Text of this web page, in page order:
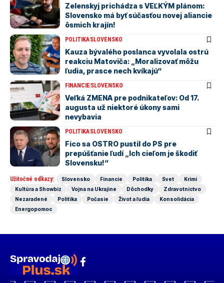
Zelenskyj prichádza s VEĽKÝM plánom:
Slovensko má byť súčasťou novej aliancie
ôsmich krajín!
POLITIKASLOVENSKO
Kauza bývalého poslanca vyvolala ostrú
reakciu Matoviča: „Moralizovať môžu
ľudia, prasce nech kvíkajú“
FINANCIESLOVENSKO
Veľká ZMENA pre podnikateľov: Od 17.
augusta už niektoré úkony sami
nevybavia
POLITIKASLOVENSKO
Fico sa OSTRO pustil do PS pre
prepúšťanie ľudí „Ich cieľom je škodiť
Slovensku!“
Užitočné odkazy: Slovensko Financie Politika Svet
Krimi
Kultúra a Showbiz
Vojna na Ukrajine Dôchodky
Zdravotníctvo
Nezaradené
Politika Počasie Život a ľudia
Konsolidácia
Energopomoc